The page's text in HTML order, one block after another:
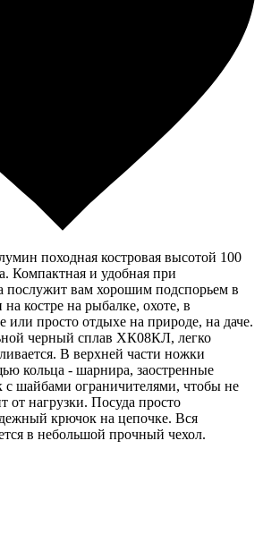
походная костровая высотой 100
Компактная и удобная при
послужит вам хорошим подспорьем в
костре на рыбалке, охоте, в
или просто отдыхе на природе, на даче.
черный сплав ХК08КЛ, легко
В верхней части ножки
кольца - шарнира, заостренные
с шайбами ограничителями, чтобы не
от нагрузки. Посуда просто
крючок на цепочке. Вся
в небольшой прочный чехол.